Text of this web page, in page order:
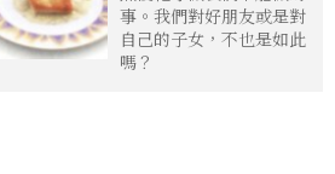
事。我們對好朋友或是對
自己的子女，不也是如此
嗎？